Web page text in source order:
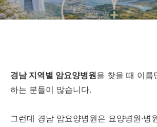
경남 지역별 암요양병원을 찾을 때 이름
하는 분들이 많습니다.
그런데 경남 암요양병원은 요양병원·병